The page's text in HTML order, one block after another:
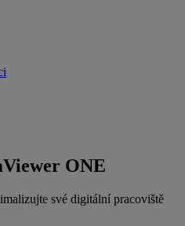
ONE
své digitální pracoviště